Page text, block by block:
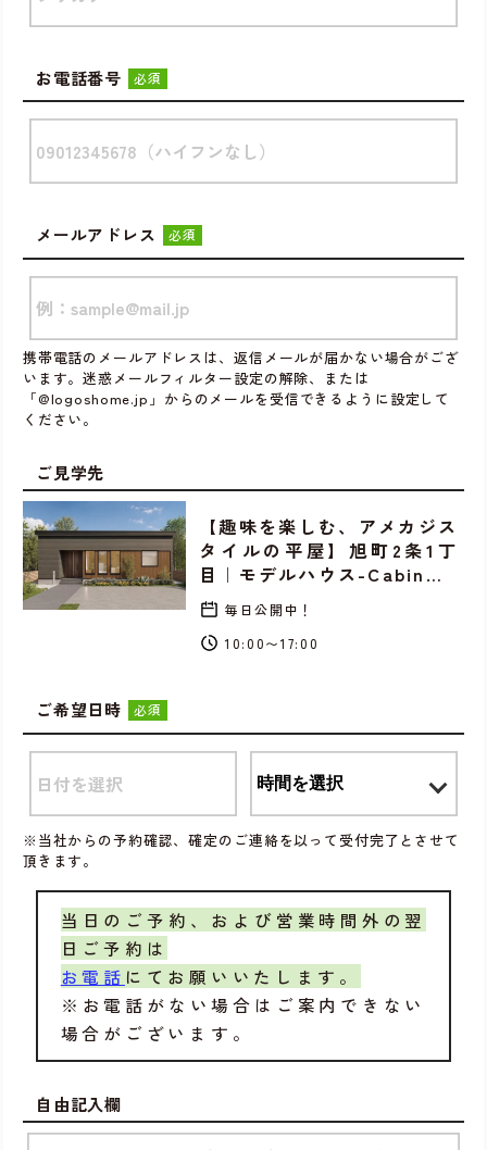
お電話番号 必須
メールアドレス 必須
携帯電話のメールアドレスは、返信メールが届かない場合がござ
います。迷惑メールフィルター設定の解除、または
「@logoshome.jp」からのメールを受信できるように設定して
ください。
ご見学先
【趣味を楽しむ、アメカジス
タイルの平屋】旭町2条1丁
目｜モデルハウス-Cabin…
毎日公開中！
10:00〜17:00
ご希望日時 必須
※当社からの予約確認、確定のご連絡を以って受付完了とさせて
頂きます。
当日のご予約、および営業時間外の翌
日ご予約は
お電話 にてお願いいたします。
※お電話がない場合はご案内できない
場合がございます。
自由記入欄